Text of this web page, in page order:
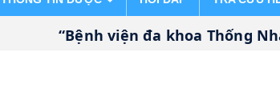
“Bệnh viện đa khoa Thống